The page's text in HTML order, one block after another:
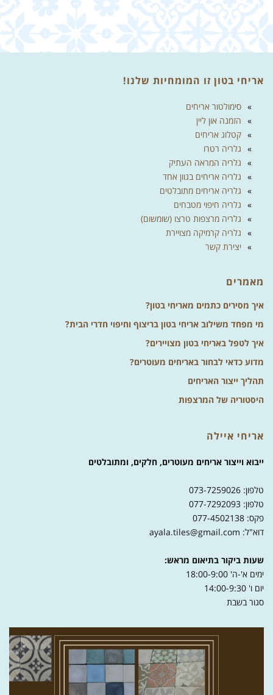
אריחי בטון זו המומחיות שלנו!
סימולטור אריחים
הזמנה און ליין
קטלוג אריחים
גלריה רטרו
גלריה המראה העתיק
גלריה אריחים בגוון אחד
גלריה אריחים מתובלטים
גלריה חיפוי מטבחים
גלריה מרצפות טרצו (שומשום)
גלריה קרמיקה מצויירת
יצירת קשר
מאמרים
איך מסירים כתמים מאריחי בטון?
מי מפחד משילוב אריחי בטון בריצוף וחיפוי חדרי הבית?
איך לטפל באריחי בטון מצויירים?
מדוע כדאי לבחור באריחים מעוטרים?
תהליך ייצור האריחים
היסטוריה של המרצפות
אריחי איילה
ייבוא וייצור אריחים מעוטרים, חלקים, ומתובלטים
טלפון: 073-7259026
טלפון: 077-7292093
פקס: 077-4502138
דוא"ל: ayala.tiles@gmail.com
שעות ביקור בתיאום מראש:
ימים א'-ה' 18:00-9:00
יום ו' 14:00-9:30
סגור בשבת